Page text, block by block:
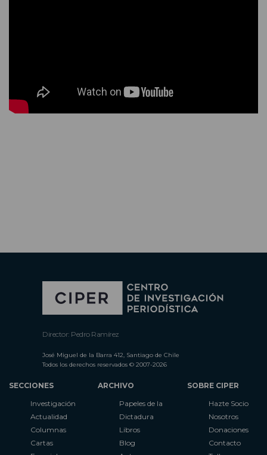
Director: Pedro Ramírez
José Miguel de la Barra 412, Santiago de Chile
Todos los derechos reservados © 2007-2026
SECCIONES
Investigación
Actualidad
Columnas
Cartas
ARCHIVO
Papeles de la
Dictadura
Libros
Blog
SOBRE CIPER
Hazte Socio
Nosotros
Donaciones
Contacto